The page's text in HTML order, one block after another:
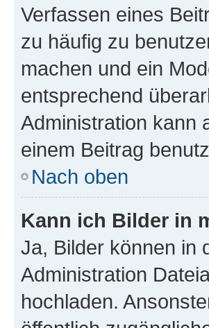
Verfassen eines
zu häufig zu
machen und ein
entsprechend
Administration kann
einem Beitrag
Nach oben
Kann ich Bilder in
Ja, Bilder können in
Administration
hochladen.